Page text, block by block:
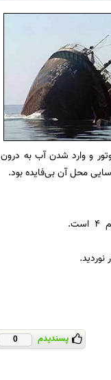
افتادن موتور و وارد شدن آب به درون
محل آن بی‌فایده بود.
پسندیدم 0